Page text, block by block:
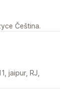
Čeština.
jaipur, RJ,